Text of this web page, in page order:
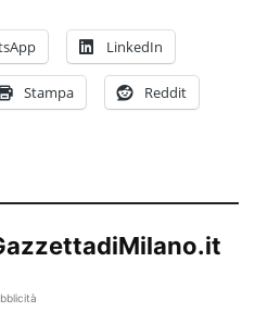
LinkedIn
Stampa Reddit